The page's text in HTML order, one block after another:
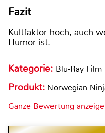
Fazit
Kultfaktor hoch, auch
Humor ist.
Kategorie: Blu-Ray Film
Produkt: Norwegian
Ganze Bewertung